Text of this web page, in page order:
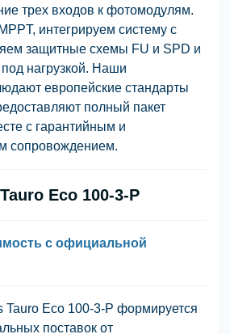
трех входов к фотомодулям.
интегрируем систему с
защитные схемы FU и SPD и
нагрузкой. Наши
европейские стандарты
полный пакет
с гарантийным и
сопровождением.
Eco 100-3-P
с официальной
Tauro Eco 100-3-P формируется
поставок от